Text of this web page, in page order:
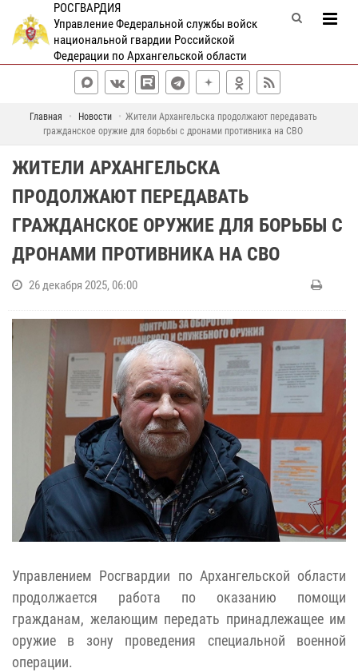
РОСГВАРДИЯ
Управление Федеральной службы войск
национальной гвардии Российской
Федерации по Архангельской области
Главная Новости
Жители Архангельска продолжают передавать
гражданское оружие для борьбы с дронами противника на СВО
ЖИТЕЛИ АРХАНГЕЛЬСКА
ПРОДОЛЖАЮТ ПЕРЕДАВАТЬ
ГРАЖДАНСКОЕ ОРУЖИЕ ДЛЯ БОРЬБЫ С
ДРОНАМИ ПРОТИВНИКА НА СВО
26 декабря 2025, 06:00
Управлением Росгвардии по Архангельской области
продолжается работа по оказанию помощи
гражданам, желающим передать принадлежащее им
оружие в зону проведения специальной военной
операции.